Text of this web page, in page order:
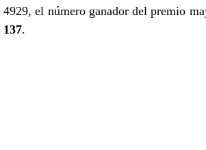
4929, el número ganador del premio
137.